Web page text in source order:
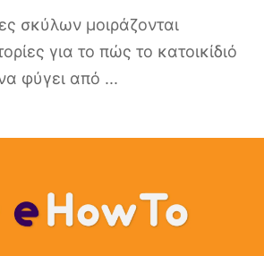
σκύλων μοιράζονται
για το πώς το κατοικίδιό
φύγει από ...